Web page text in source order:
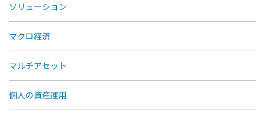
ソリューション
マクロ経済
マルチアセット
個人の資産運用